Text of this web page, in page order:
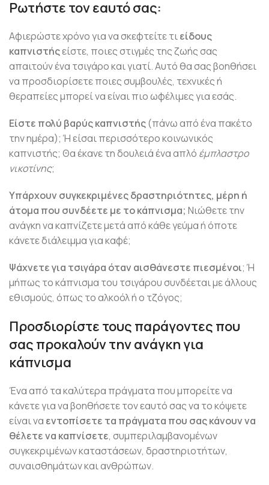
Ρωτήστε τον εαυτό σας:
Αφιερώστε χρόνο για να σκεφτείτε τιείδους
καπνιστήςείστε, ποιες στιγμές της ζωής σας
απαιτούν ένα τσιγάρο και γιατί. Αυτό θα σας βοηθήσει
να προσδιορίσετε ποιες συμβουλές, τεχνικές ή
θεραπείες μπορεί να είναι πιο ωφέλιμες για εσάς.
Είστε πολύ βαρύς καπνιστής(πάνω από ένα πακέτο
την ημέρα); Ή είσαι περισσότερο κοινωνικός
καπνιστής; Θα έκανε τη δουλειά ένα απλό έμπλαστρο
νικοτίνης;
Υπάρχουν συγκεκριμένες δραστηριότητες, μέρη ή
άτομα που συνδέετε με το κάπνισμα; Νιώθετε την
ανάγκη να καπνίζετε μετά από κάθε γεύμα ή όποτε
κάνετε διάλειμμα για καφέ;
Ψάχνετε για τσιγάρα όταν αισθάνεστε πιεσμένοι; Ή
μήπως το κάπνισμα του τσιγάρου συνδέεται με άλλους
εθισμούς, όπως το αλκοόλ ή ο τζόγος;
Προσδιορίστε τους παράγοντες που
σας προκαλούν την ανάγκη για
κάπνισμα
Ένα από τα καλύτερα πράγματα που μπορείτε να
κάνετε για να βοηθήσετε τον εαυτό σας να το κόψετε
είναι να εντοπίσετε τα πράγματα που σας κάνουν να
θέλετε να καπνίσετε, συμπεριλαμβανομένων
συγκεκριμένων καταστάσεων, δραστηριοτήτων,
συναισθημάτων και ανθρώπων.